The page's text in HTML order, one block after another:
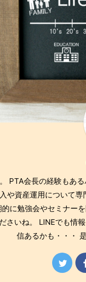
PTA会長の経験もあ
や資産運用について
に勉強会やセミナー
さいね。 LINEでも情
信あるかも・・・